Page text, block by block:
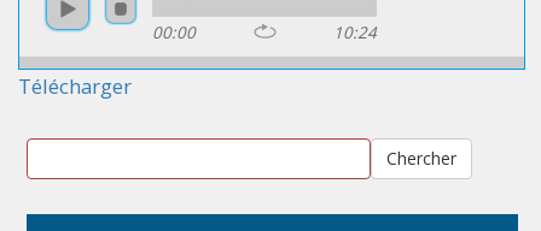
00:00 10:24
Télécharger
Chercher